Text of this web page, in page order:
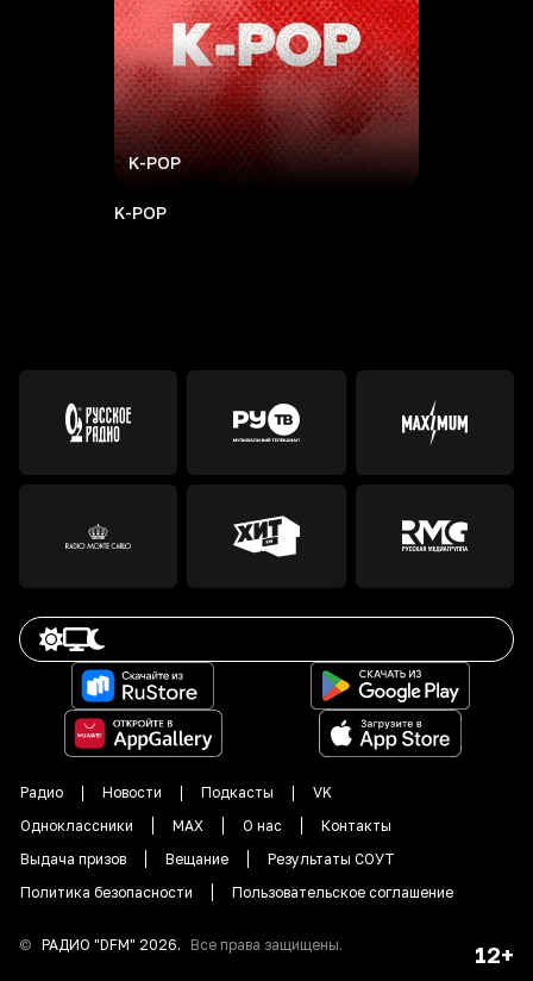
K-POP
K-POP
Радио Новости Подкасты
VK
Одноклассники
MAX О нас
Контакты
Выдача призов
Вещание
Результаты СОУТ
Политика безопасности
Пользовательское соглашение
© РАДИО "DFM" 2026. Все права защищены. 12+